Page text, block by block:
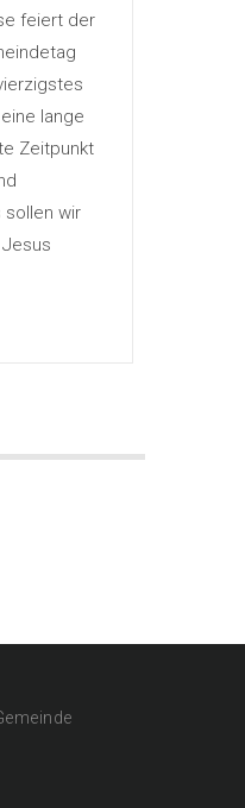
feiert der
lange
Zeitpunkt
sollen wir